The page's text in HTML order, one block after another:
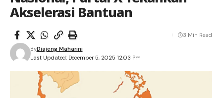
Akselerasi Bantuan
Last Updated: December 5, 2025 12:03 Pm
ByDiajeng Maharini
3 Min Read